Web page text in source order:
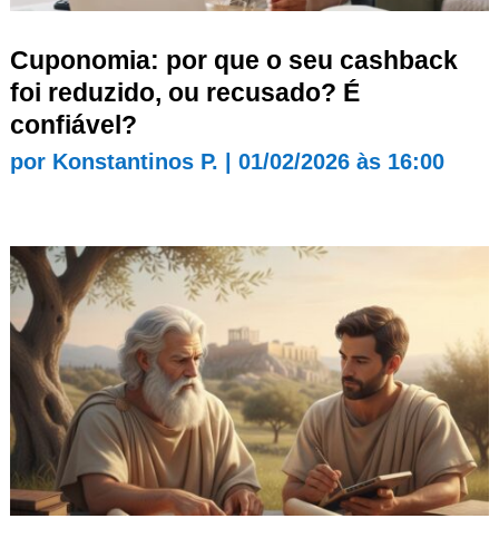
Cuponomia: por que o seu cashback
foi reduzido, ou recusado? É
confiável?
por Konstantinos P. 01/02/2026 às 16:00